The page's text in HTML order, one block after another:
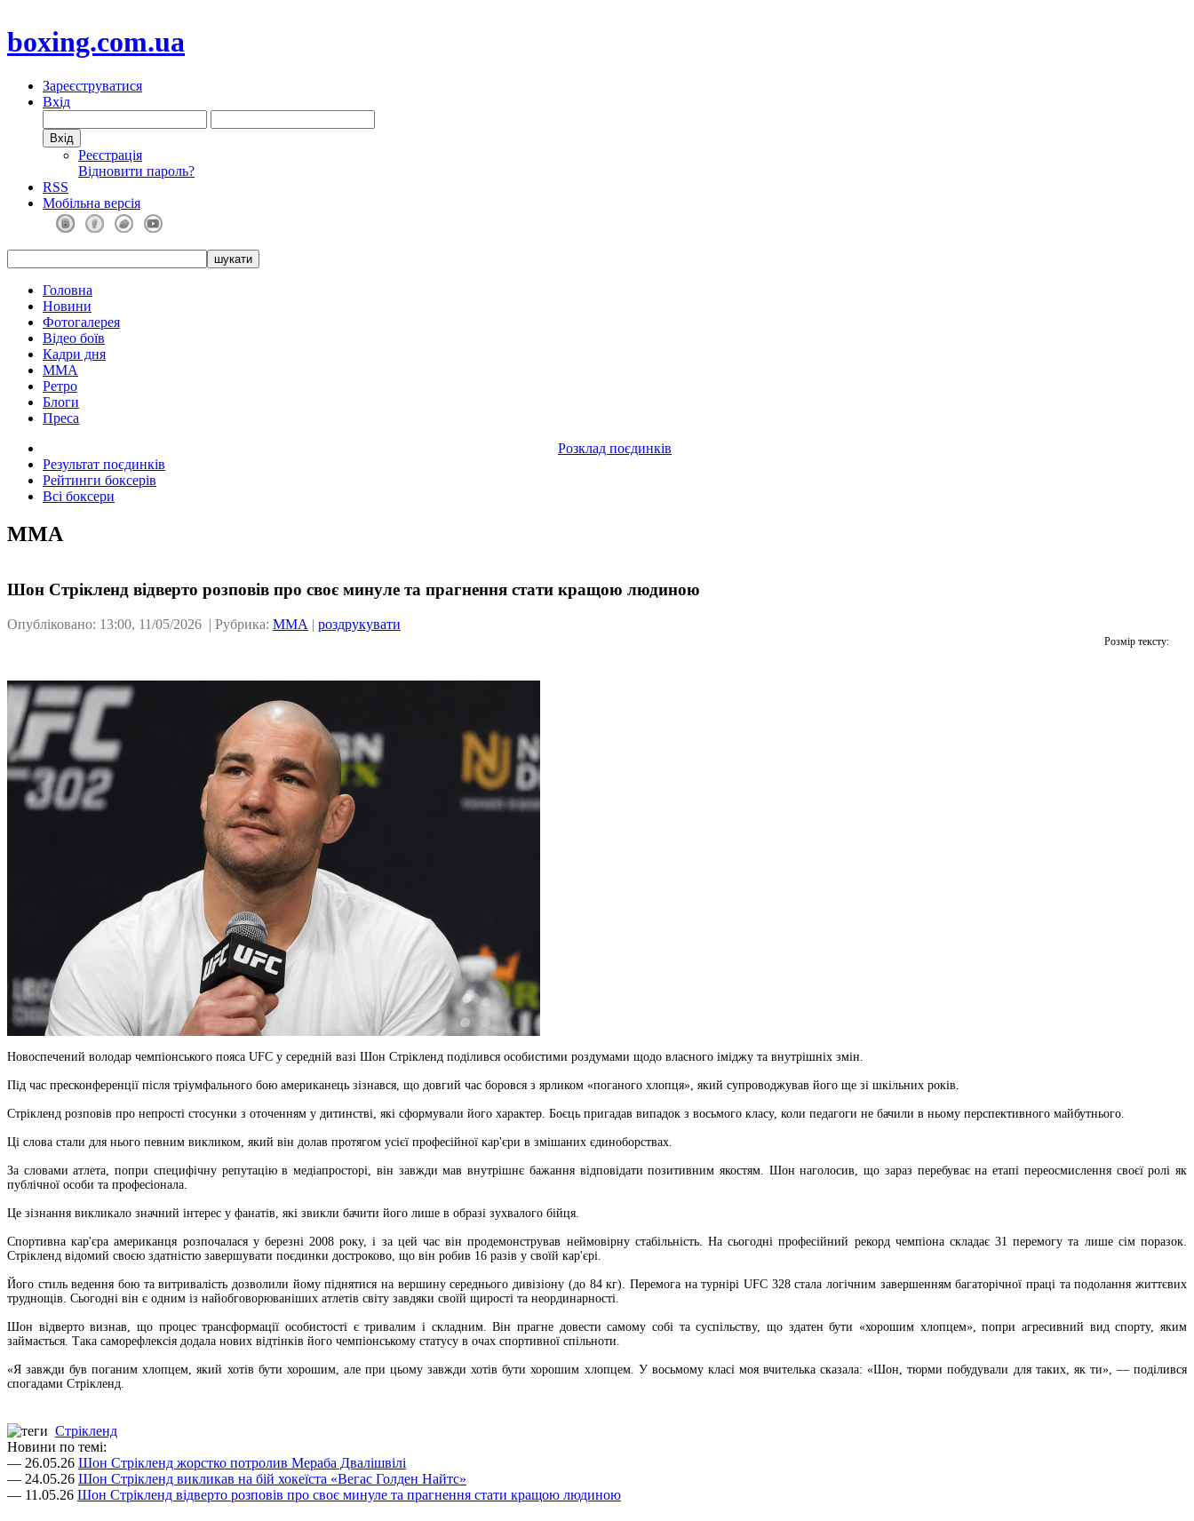
boxing.com.ua
Зареєструватися
Вхід
Реєстрація
Відновити пароль?
RSS
Мобільна версія
Головна
Новини
Фотогалерея
Відео боїв
Кадри дня
ММА
Ретро
Блоги
Преса
Розклад поєдинків
Результат поєдинків
Рейтинги боксерів
Всі боксери
ММА
Шон Стрікленд відверто розповів про своє минуле та прагнення стати кращою людиною
Опубліковано: 13:00, 11/05/2026 | Рубрика: ММА | роздрукувати
Розмір тексту:
Новоспечений володар чемпіонського пояса UFC у середній вазі Шон Стрікленд поділився особистими роздумами щодо власного іміджу та внутрішніх змін.
Під час пресконференції після тріумфального бою американець зізнався, що довгий час боровся з ярликом «поганого хлопця», який супроводжував його ще зі шкільних років.
Стрікленд розповів про непрості стосунки з оточенням у дитинстві, які сформували його характер. Боєць пригадав випадок з восьмого класу, коли педагоги не бачили в ньому перспективного майбутнього.
Ці слова стали для нього певним викликом, який він долав протягом усієї професійної кар'єри в змішаних єдиноборствах.
За словами атлета, попри специфічну репутацію в медіапросторі, він завжди мав внутрішнє бажання відповідати позитивним якостям. Шон наголосив, що зараз перебуває на етапі переосмислення своєї ролі як
публічної особи та професіонала.
Це зізнання викликало значний інтерес у фанатів, які звикли бачити його лише в образі зухвалого бійця.
Спортивна кар'єра американця розпочалася у березні 2008 року, і за цей час він продемонстрував неймовірну стабільність. На сьогодні професійний рекорд чемпіона складає 31 перемогу та лише сім поразок.
Стрікленд відомий своєю здатністю завершувати поєдинки достроково, що він робив 16 разів у своїй кар'єрі.
Його стиль ведення бою та витривалість дозволили йому піднятися на вершину середнього дивізіону (до 84 кг). Перемога на турнірі UFC 328 стала логічним завершенням багаторічної праці та подолання життєвих
труднощів. Сьогодні він є одним із найобговорюваніших атлетів світу завдяки своїй щирості та неординарності.
Шон відверто визнав, що процес трансформації особистості є тривалим і складним. Він прагне довести самому собі та суспільству, що здатен бути «хорошим хлопцем», попри агресивний вид спорту, яким
займається. Така саморефлексія додала нових відтінків його чемпіонському статусу в очах спортивної спільноти.
«Я завжди був поганим хлопцем, який хотів бути хорошим, але при цьому завжди хотів бути хорошим хлопцем. У восьмому класі моя вчителька сказала: «Шон, тюрми побудували для таких, як ти», — поділився
спогадами Стрікленд.
Стрікленд
Новини по темі:
— 26.05.26 Шон Стрікленд жорстко потролив Мераба Двалішвілі
— 24.05.26 Шон Стрікленд викликав на бій хокеїста «Вегас Голден Найтс»
— 11.05.26 Шон Стрікленд відверто розповів про своє минуле та прагнення стати кращою людиною